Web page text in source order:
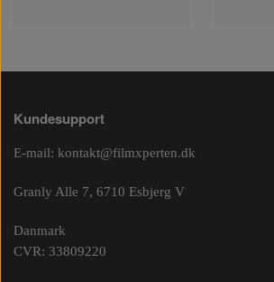
Kundesupport
E-mail: kontakt@filmxperten.dk
Granly Alle 7, 6710 Esbjerg V
Danmark
CVR: 33809220